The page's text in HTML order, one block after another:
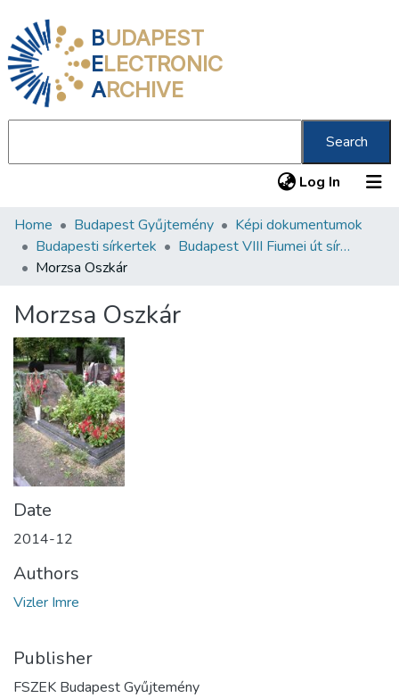
BUDAPEST
ELECTRONIC
ARCHIVE
Search
Log In (current)
Communities & Collections
All of DSpace
About us
Home Budapest Gyűjtemény
Képi dokumentumok
Budapesti sírkertek
Budapest VIII Fiumei út sírkert 1. rész
Morzsa Oszkár
Morzsa Oszkár
Date
2014-12
Authors
Vizler Imre
Publisher
FSZEK Budapest Gyűjtemény